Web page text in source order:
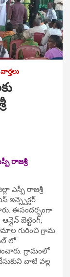
రాజశ్రీ
ఎస్పీ రాజశ్రీ
ఇన్స్పెక్టర్
ఈసంద‌ర్బంగా
బెట్టింగ్,
గురించి గ్రామ
లో
గ్రామంలో
వాటి వల్ల